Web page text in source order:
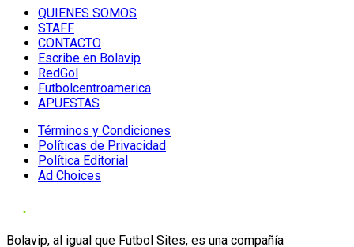
QUIENES SOMOS
STAFF
CONTACTO
Escribe en Bolavip
RedGol
Futbolcentroamerica
APUESTAS
Términos y Condiciones
Políticas de Privacidad
Política Editorial
Ad Choices
Bolavip, al igual que Futbol Sites, es una compañía